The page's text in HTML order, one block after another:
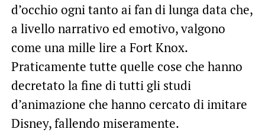
d’occhio ogni tanto ai fan di lunga data che,
a livello narrativo ed emotivo, valgono
come una mille lire a Fort Knox.
Praticamente tutte quelle cose che hanno
decretato la fine di tutti gli studi
d’animazione che hanno cercato di imitare
Disney, fallendo miseramente.